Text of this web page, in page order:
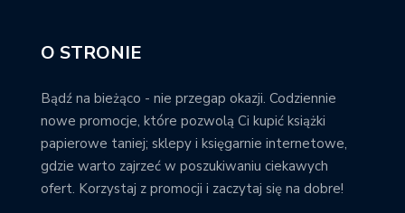
O STRONIE
Bądź na bieżąco - nie przegap okazji. Codziennie
nowe promocje, które pozwolą Ci kupić książki
papierowe taniej; sklepy i księgarnie internetowe,
gdzie warto zajrzeć w poszukiwaniu ciekawych
ofert. Korzystaj z promocji i zaczytaj się na dobre!